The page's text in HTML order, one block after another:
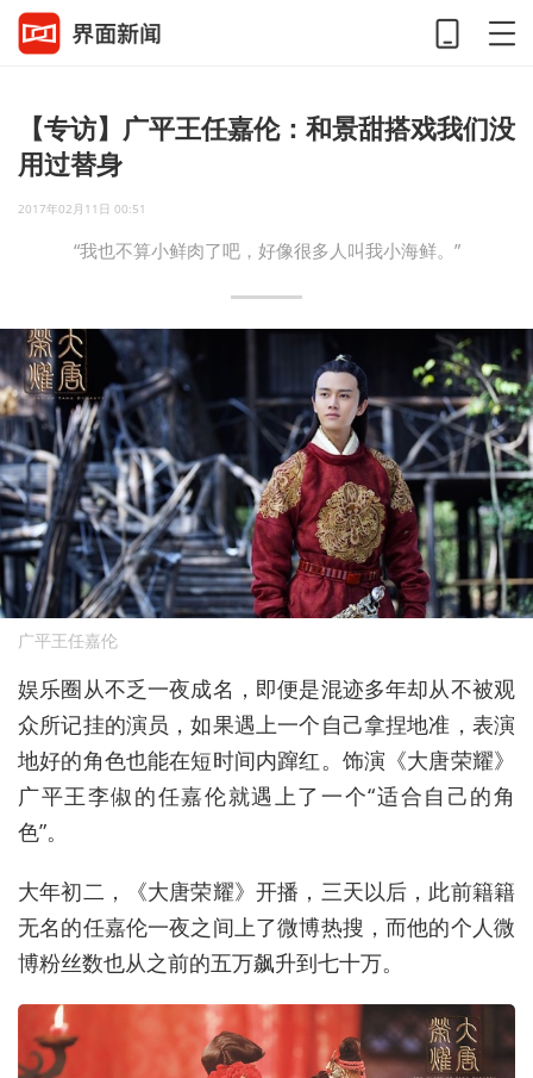
【专访】广平王任嘉伦：和景甜搭戏我们没
用过替身
2017年02月11日 00:51
“我也不算小鲜肉了吧，好像很多人叫我小海鲜。”
广平王任嘉伦
娱乐圈从不乏一夜成名，即便是混迹多年却从不被观
众所记挂的演员，如果遇上一个自己拿捏地准，表演
地好的角色也能在短时间内蹿红。饰演《大唐荣耀》
广平王李俶的任嘉伦就遇上了一个“适合自己的角
色”。
大年初二，《大唐荣耀》开播，三天以后，此前籍籍
无名的任嘉伦一夜之间上了微博热搜，而他的个人微
博粉丝数也从之前的五万飙升到七十万。